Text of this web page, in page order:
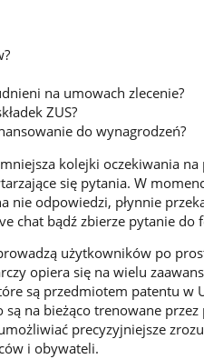
na umowach zlecenie?
ZUS?
do wynagrodzeń?
kolejki oczekiwania na
się pytania. W
nie odpowiedzi, płynnie
chat bądź zbierze pytanie do
użytkowników po
opiera się na wielu
są przedmiotem patentu w
na bieżąco trenowane przez
precyzyjniejsze
i obywateli.